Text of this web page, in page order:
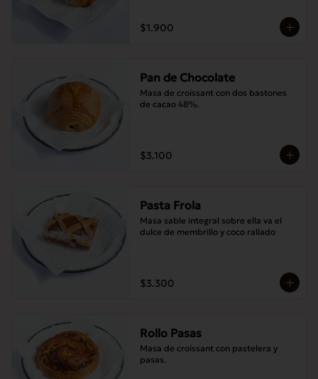
$1.900
Pan de Chocolate
Masa de croissant con dos bastones
de cacao 48%.
$3.100
Pasta Frola
Masa sable integral sobre ella va el
dulce de membrillo y coco rallado
$3.300
Rollo Pasas
Masa de croissant con pastelera y
pasas.